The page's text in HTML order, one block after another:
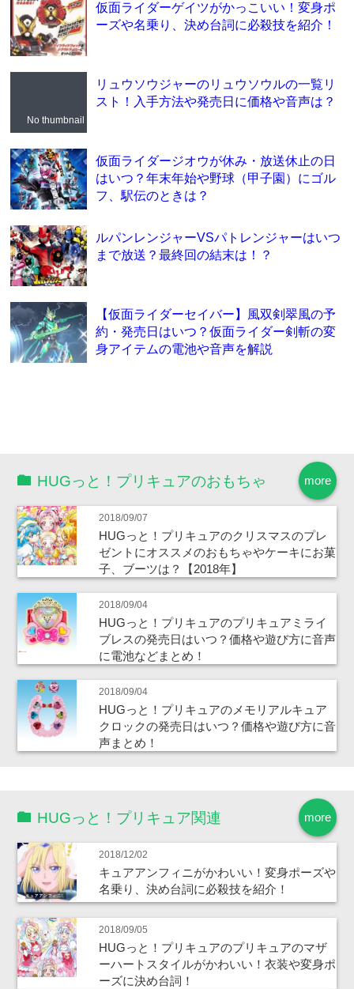
仮面ライダーゲイツがかっこいい！変身ポ
ーズや名乗り、決め台詞に必殺技を紹介！
No thumbnail
リュウソウジャーのリュウソウルの一覧リ
スト！入手方法や発売日に価格や音声は？
仮面ライダージオウが休み・放送休止の日
はいつ？年末年始や野球（甲子園）にゴル
フ、駅伝のときは？
ルパンレンジャーVSパトレンジャーはいつ
まで放送？最終回の結末は！？
【仮面ライダーセイバー】風双剣翠風の予
約・発売日はいつ？仮面ライダー剣斬の変
身アイテムの電池や音声を解説
more
HUGっと！プリキュアのおもちゃ
2018/09/07
HUGっと！プリキュアのクリスマスのプレ
ゼントにオススメのおもちゃやケーキにお菓
子、ブーツは？【2018年】
2018/09/04
HUGっと！プリキュアのプリキュアミライ
ブレスの発売日はいつ？価格や遊び方に音声
に電池などまとめ！
2018/09/04
HUGっと！プリキュアのメモリアルキュア
クロックの発売日はいつ？価格や遊び方に音
声まとめ！
more
HUGっと！プリキュア関連
2018/12/02
キュアアンフィニがかわいい！変身ポーズや
名乗り、決め台詞に必殺技を紹介！
2018/09/05
HUGっと！プリキュアのプリキュアのマザ
ーハートスタイルがかわいい！衣装や変身ポ
ーズに決め台詞！